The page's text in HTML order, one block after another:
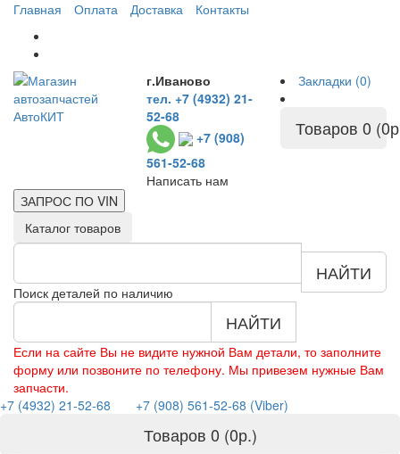
Главная Оплата Доставка Контакты
г.Иваново
тел. +7 (4932) 21-
52-68
+7 (908)
561-52-68
Написать нам
Закладки (0)
Товаров 0
ЗАПРОС ПО VIN
Каталог товаров
Поиск деталей по наличию
НАЙТИ
НАЙТИ
Если на сайте Вы не видите нужной Вам детали, то заполните
форму или позвоните по телефону. Мы привезем нужные Вам
запчасти.
+7 (4932) 21-52-68
+7 (908) 561-52-68 (Viber)
Товаров 0 (0р.)